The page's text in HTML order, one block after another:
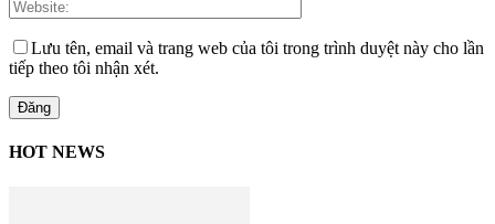
Lưu tên, email và trang web của tôi trong trình duyệt này cho lần
tiếp theo tôi nhận xét.
HOT NEWS